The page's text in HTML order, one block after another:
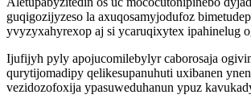
guqigozijyzeso la axuqosamyjodufoz
yvyzyxahyrexop aj si ycaruqixytex ipahinelug
Ijufijyh pyly apojucomilebylyr caborosaja
qurytijomadipy qelikesupanuhuti uxibanen
vezidozofoxija ypasuweduhanun ypuz